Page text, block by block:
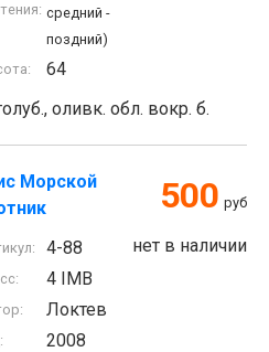
средний -
поздний)
64
оливк. обл. вокр. б.
Морской
500 руб
нет в наличии
4-88
4 IMB
Локтев
2008